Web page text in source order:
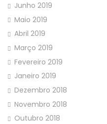
Junho 2019
Maio 2019
Abril 2019
Março 2019
Fevereiro 2019
Janeiro 2019
Dezembro 2018
Novembro 2018
Outubro 2018